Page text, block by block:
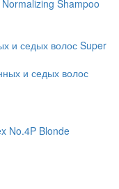
и седых волос Super
No.4P Blonde